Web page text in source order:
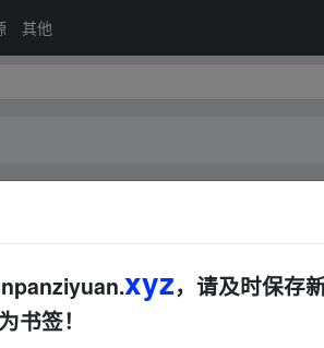
其他
xyz，请及时保存
书签！